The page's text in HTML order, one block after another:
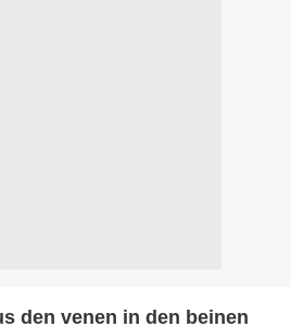
den venen in den beinen